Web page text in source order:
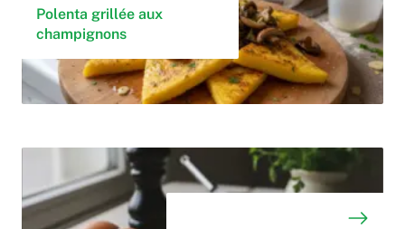
Polenta grillée aux
champignons